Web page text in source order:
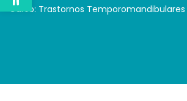
Curso: Trastornos Temporomandibulares